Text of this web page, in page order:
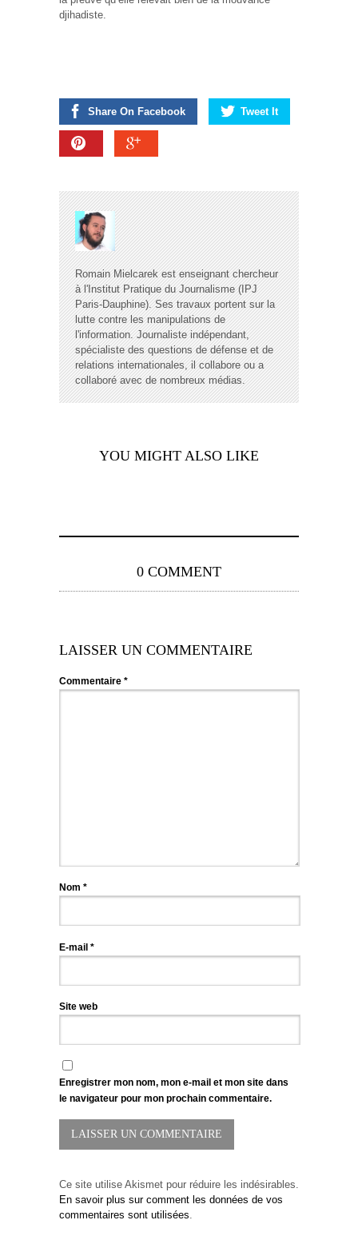
djihadiste.
Share On Facebook Tweet It
Romain Mielcarek est enseignant chercheur
à l'Institut Pratique du Journalisme (IPJ
Paris-Dauphine). Ses travaux portent sur la
lutte contre les manipulations de
l'information. Journaliste indépendant,
spécialiste des questions de défense et de
relations internationales, il collabore ou a
collaboré avec de nombreux médias.
YOU MIGHT ALSO LIKE
0 COMMENT
LAISSER UN COMMENTAIRE
Commentaire *
Nom *
E-mail *
Site web
Enregistrer mon nom, mon e-mail et mon site dans
le navigateur pour mon prochain commentaire.
Ce site utilise Akismet pour réduire les indésirables.
En savoir plus sur comment les données de vos
commentaires sont utilisées.